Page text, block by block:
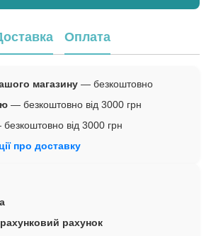
Оплата
магазину — безкоштовно
— безкоштовно від 3000 грн
від 3000 грн
про доставку
рахунок